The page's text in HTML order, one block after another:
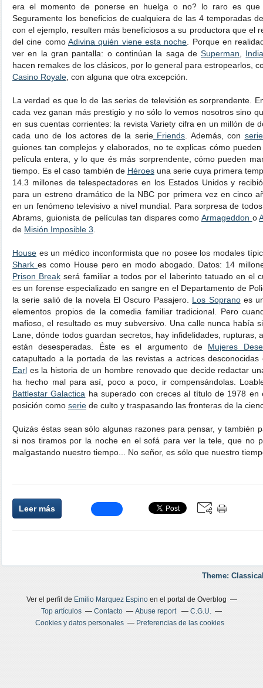
era el momento de ponerse en huelga o no? lo raro es que
Seguramente los beneficios de cualquiera de las 4 temporadas
con el ejemplo, resulten más beneficiosos a su productora que el
del cine como Adivina quién viene esta noche . Porque en
ver en la gran pantalla: o continúan la saga deSuperman
hacen remakes de los clásicos, por lo general para estropearlos,
Casino Royale , con alguna que otra excepción.
La verdad es que lo de las series de televisión es sorprendente.
cada vez ganan más prestigio y no sólo lo vemos nosotros sino
en sus cuentas corrientes: la revista Variety cifra en un millón de
cada uno de los actores de la serieFriends . Además, con
guiones tan complejos y elaborados, no te explicas cómo
película entera, y lo que és más sorprendente, cómo pueden
tiempo. Es el caso también de Héroesuna serie cuya primera
14.3 millones de telespectadores en los Estados Unidos y
para un estreno dramático de la NBC por primera vez en cinco
en un fenómeno televisivo a nivel mundial. Para sorpresa de
Abrams, guionista de películas tan dispares como Armageddon o
de Misión Imposible 3
House es un médico inconformista que no posee los modales
Shark es como House pero en modo abogado. Datos: 14
Prison Break será familiar a todos por el laberinto tatuado en el
es un forense especializado en sangre en el Departamento de
la serie salió de la novela El Oscuro Pasajero. Los Sopranoes
elementos propios de la comedia familiar tradicional. Pero
mafioso, el resultado es muy subversivo. Una calle nunca había
Lane, dónde todos guardan secretos, hay infidelidades, rupturas,
están desesperadas. Éste es el argumento de Mujeres
catapultado a la portada de las revistas a actrices
Earl es la historia de un hombre renovado que decide redactar
ha hecho mal para así, poco a poco, ir compensándolas.
Battlestar Galactica ha superado con creces al título de 1978
posición como serie de culto y traspasando las fronteras de la
Quizás éstas sean sólo algunas razones para pensar, y también
si nos tiramos por la noche en el sofá para ver la tele, que no
malgastando nuestro tiempo... No señor, es sólo que nuestro
Leer más
Theme:
Ver el perfil de Emilio Marquez Espinoen el portal de Overblog
Top artículos
Contacto Abuse report
C.G.U.
Cookies y datos personales
Preferencias de las cookies